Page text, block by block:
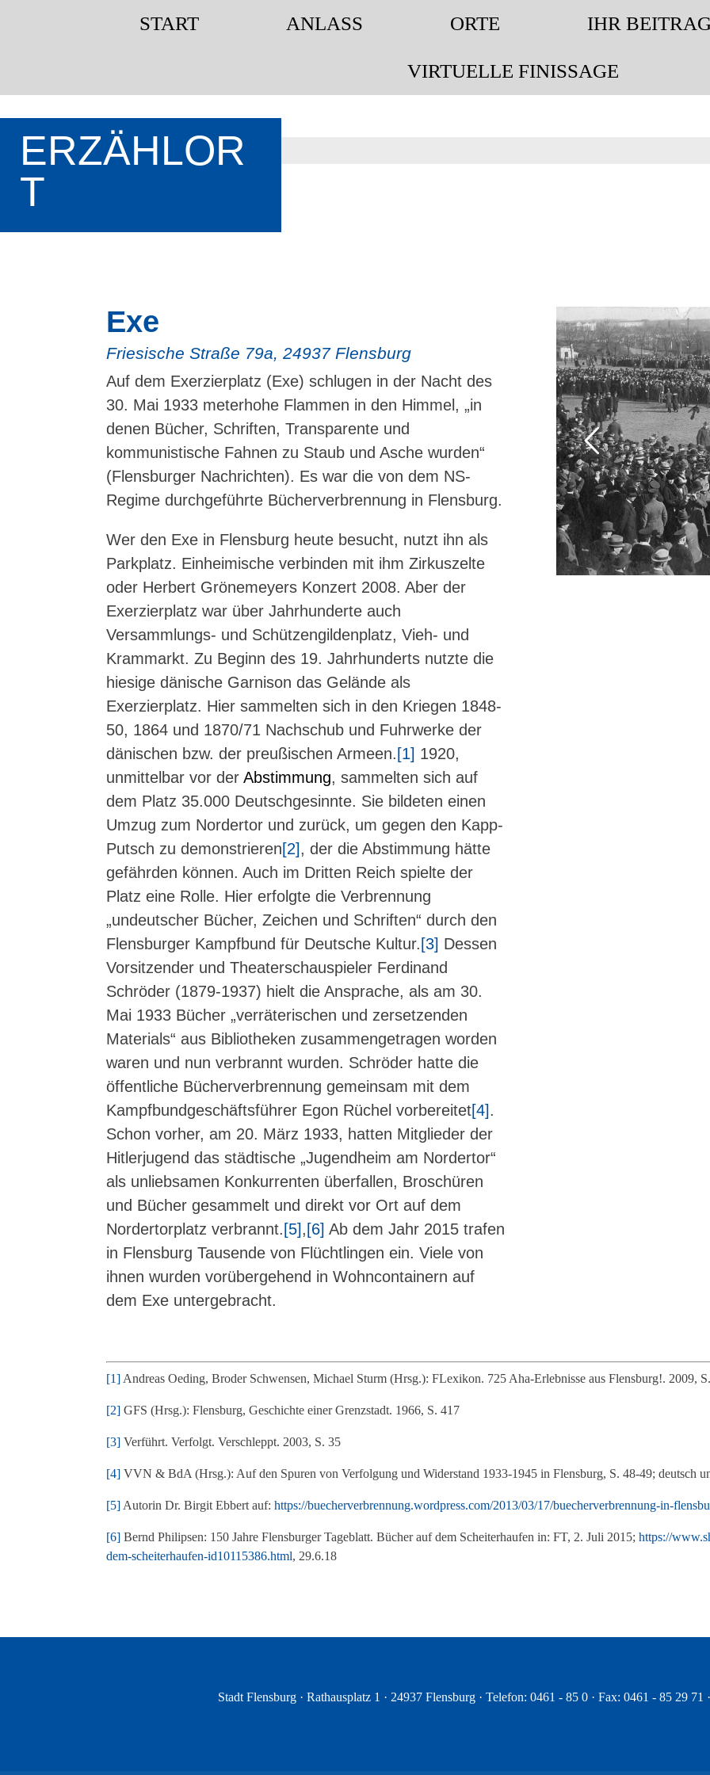
START ANLASS ORTE IHR
VIRTUELLE FINISSAGE
START ANLASS ORTE IHR
VIRTUELLE FINISSAGE
ERZÄHLOR
T
Exe
Friesische Straße 79a, 24937 Flensburg
Auf dem Exerzierplatz (Exe) schlugen in der Nacht des
30. Mai 1933 meterhohe Flammen in den Himmel, „in
denen Bücher, Schriften, Transparente und
kommunistische Fahnen zu Staub und Asche wurden“
(Flensburger Nachrichten). Es war die von dem NS-
Regime durchgeführte Bücherverbrennung in Flensburg.
Wer den Exe in Flensburg heute besucht, nutzt ihn als
Parkplatz. Einheimische verbinden mit ihm Zirkuszelte
oder Herbert Grönemeyers Konzert 2008. Aber der
Exerzierplatz war über Jahrhunderte auch
Versammlungs- und Schützengildenplatz, Vieh- und
Krammarkt. Zu Beginn des 19. Jahrhunderts nutzte die
hiesige dänische Garnison das Gelände als
Exerzierplatz. Hier sammelten sich in den Kriegen 1848-
50, 1864 und 1870/71 Nachschub und Fuhrwerke der
dänischen bzw. der preußischen Armeen. [1] 1920,
unmittelbar vor derAbstimmung, sammelten sich auf
dem Platz 35.000 Deutschgesinnte. Sie bildeten einen
Umzug zum Nordertor und zurück, um gegen den Kapp-
Putsch zu demonstrieren[2], der die Abstimmung hätte
gefährden können. Auch im Dritten Reich spielte der
Platz eine Rolle. Hier erfolgte die Verbrennung
„undeutscher Bücher, Zeichen und Schriften“ durch den
Flensburger Kampfbund für Deutsche Kultur. [3] Dessen
Vorsitzender und Theaterschauspieler Ferdinand
Schröder (1879-1937) hielt die Ansprache, als am 30.
Mai 1933 Bücher „verräterischen und zersetzenden
Materials“ aus Bibliotheken zusammengetragen worden
waren und nun verbrannt wurden. Schröder hatte die
öffentliche Bücherverbrennung gemeinsam mit dem
Kampfbundgeschäftsführer Egon Rüchel vorbereitet[4].
Schon vorher, am 20. März 1933, hatten Mitglieder der
Hitlerjugend das städtische „Jugendheim am Nordertor“
als unliebsamen Konkurrenten überfallen, Broschüren
und Bücher gesammelt und direkt vor Ort auf dem
Nordertorplatz verbrannt. [5], [6] Ab dem Jahr 2015 trafen
in Flensburg Tausende von Flüchtlingen ein. Viele von
ihnen wurden vorübergehend in Wohncontainern auf
dem Exe untergebracht.
[1] Andreas Oeding, Broder Schwensen, Michael Sturm (Hrsg.): FLexikon. 725 Aha-Erlebnisse aus Flensburg!. 2009,
[2] GFS (Hrsg.): Flensburg, Geschichte einer Grenzstadt. 1966, S. 417
[3] Verführt. Verfolgt. Verschleppt. 2003, S. 35
[4] VVN & BdA (Hrsg.): Auf den Spuren von Verfolgung und Widerstand 1933-1945 in Flensburg, S. 48-49; deutsch
[5] Autorin Dr. Birgit Ebbert auf:https://buecherverbrennung.wordpress.com/2013/03/17/buecherverbrennung-in-
[6] Bernd Philipsen: 150 Jahre Flensburger Tageblatt. Bücher auf dem Scheiterhaufen in: FT, 2. Juli 2015;https://
dem-scheiterhaufen-id10115386.html, 29.6.18
Stadt Flensburg · Rathausplatz 1 · 24937 Flensburg · Telefon: 0461 - 85 0 · Fax: 0461 - 85 29